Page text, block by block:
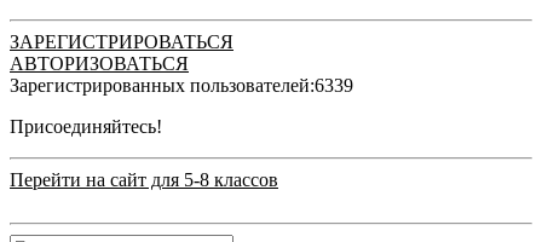
ЗАРЕГИСТРИРОВАТЬСЯ
АВТОРИЗОВАТЬСЯ
Зарегистрированных пользователей:6339
Присоединяйтесь!
Перейти на сайт для 5-8 классов